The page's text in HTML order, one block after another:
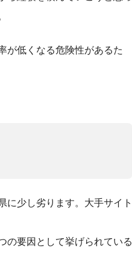
が低くなる危険性があるた
に少し劣ります。大手サイト
の要因として挙げられている